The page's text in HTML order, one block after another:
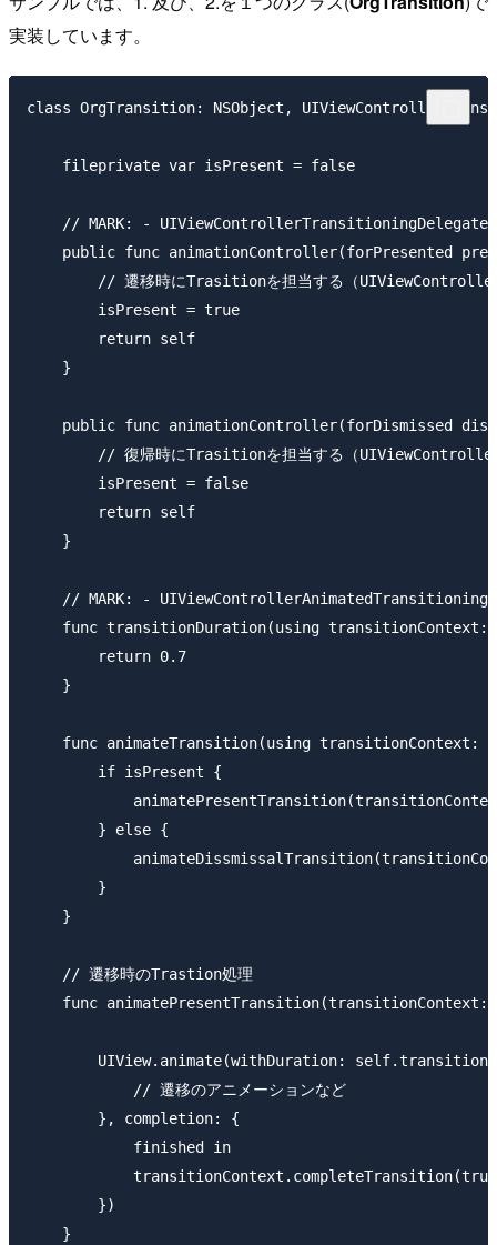
実装しています。
class OrgTransition: NSObject,
    fileprivate var isPresent = false
    // MARK: - UIViewControllerTransitioningDelegate
public func animationController(forPresented
// 遷移時にTrasitionを担当する（
        isPresent = true
        return self
    }
public func animationController(forDismissed
// 復帰時にTrasitionを担当する（
        isPresent = false
        return self
    }
    // MARK: - UIViewControllerAnimatedTransitioning
func transitionDuration(using
        return 0.7
    }
func animateTransition(using transitionContext:
        if isPresent {
        } else {
        }
    }
    // 遷移時のTrastion処理
func
UIView.animate(withDuration:
            // 遷移のアニメーションなど
        }, completion: {
            finished in
        })
    }